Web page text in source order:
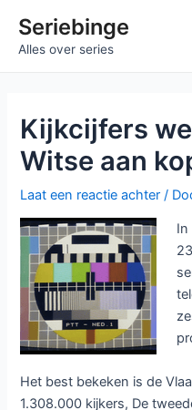
naarSeriebinge
Alles over series
Kijkcijfers
Witse aan
Laat een reactie achter /
In
Het best bekeken is de
1.308.000 kijkers, De